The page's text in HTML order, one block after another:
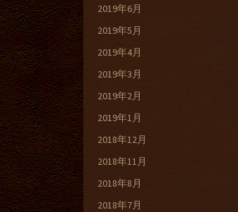
2019年6月
2019年5月
2019年4月
2019年3月
2019年2月
2019年1月
2018年12月
2018年11月
2018年8月
2018年7月